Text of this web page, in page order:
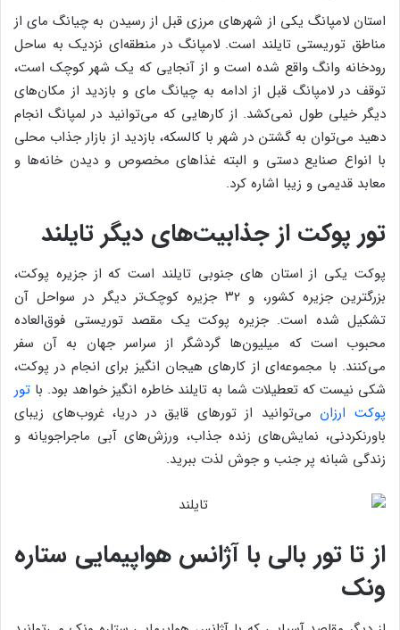
استان لامپانگ یکی از شهرهای مرزی قبل از رسیدن به چیانگ مای از
مناطق توریستی تایلند است. لامپانگ در منطقه‌ای نزدیک به ساحل
رودخانه وانگ واقع شده است و از آنجایی که یک شهر کوچک است،
توقف در لامپانگ قبل از ادامه به چیانگ مای و بازدید از مکان‌های
دیگر خیلی طول نمی‌کشد. از کارهایی که می‌توانید در لمپانگ انجام
دهید می‌توان به گشتن در شهر با کالسکه، بازدید از بازار جذاب محلی
با انواع صنایع دستی و البته غذاهای مخصوص و دیدن خانه‌ها و
معابد قدیمی و زیبا اشاره کرد.
تور پوکت از جذابیت‌های دیگر تایلند
پوکت یکی از استان های جنوبی تایلند است که از جزیره پوکت،
بزرگترین جزیره کشور، و ۳۲ جزیره کوچک‌تر دیگر در سواحل آن
تشکیل شده است. جزیره پوکت یک مقصد توریستی فوق‌العاده
محبوب است که میلیون‌ها گردشگر از سراسر جهان به آن سفر
می‌کنند. با مجموعه‌ای از کارهای هیجان انگیز برای انجام در پوکت،
شکی نیست که تعطیلات شما به تایلند خاطره انگیز خواهد بود. با تور
پوکت ارزان می‌توانید از تورهای قایق در دریا، غروب‌های زیبای
باورنکردنی، نمایش‌های زنده جذاب، ورزش‌های آبی ماجراجویانه و
زندگی شبانه پر جنب و جوش لذت ببرید.
از تا تور بالی با آژانس هواپیمایی ستاره
ونک